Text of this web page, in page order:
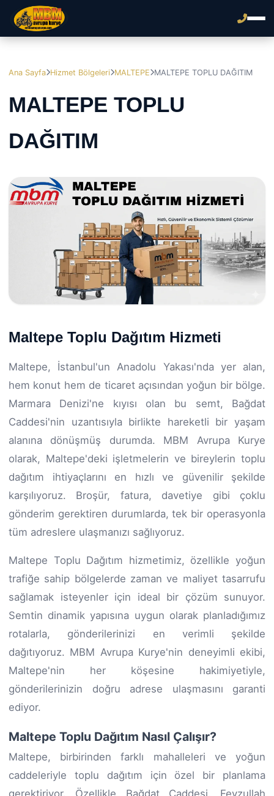
Ana Sayfa Hizmet Bölgeleri MALTEPE MALTEPE TOPLU DAĞITIM
MALTEPE TOPLU
DAĞITIM
Maltepe Toplu Dağıtım Hizmeti
Maltepe, İstanbul'un Anadolu Yakası'nda yer alan,
hem konut hem de ticaret açısından yoğun bir bölge.
Marmara Denizi'ne kıyısı olan bu semt, Bağdat
Caddesi'nin uzantısıyla birlikte hareketli bir yaşam
alanına dönüşmüş durumda. MBM Avrupa Kurye
olarak, Maltepe'deki işletmelerin ve bireylerin toplu
dağıtım ihtiyaçlarını en hızlı ve güvenilir şekilde
karşılıyoruz. Broşür, fatura, davetiye gibi çoklu
gönderim gerektiren durumlarda, tek bir operasyonla
tüm adreslere ulaşmanızı sağlıyoruz.
Maltepe Toplu Dağıtım hizmetimiz, özellikle yoğun
trafiğe sahip bölgelerde zaman ve maliyet tasarrufu
sağlamak isteyenler için ideal bir çözüm sunuyor.
Semtin dinamik yapısına uygun olarak planladığımız
rotalarla, gönderilerinizi en verimli şekilde
dağıtıyoruz. MBM Avrupa Kurye'nin deneyimli ekibi,
Maltepe'nin her köşesine hakimiyetiyle,
gönderilerinizin doğru adrese ulaşmasını garanti
ediyor.
Maltepe Toplu Dağıtım Nasıl Çalışır?
Maltepe, birbirinden farklı mahalleleri ve yoğun
caddeleriyle toplu dağıtım için özel bir planlama
gerektiriyor. Özellikle Bağdat Caddesi, Feyzullah